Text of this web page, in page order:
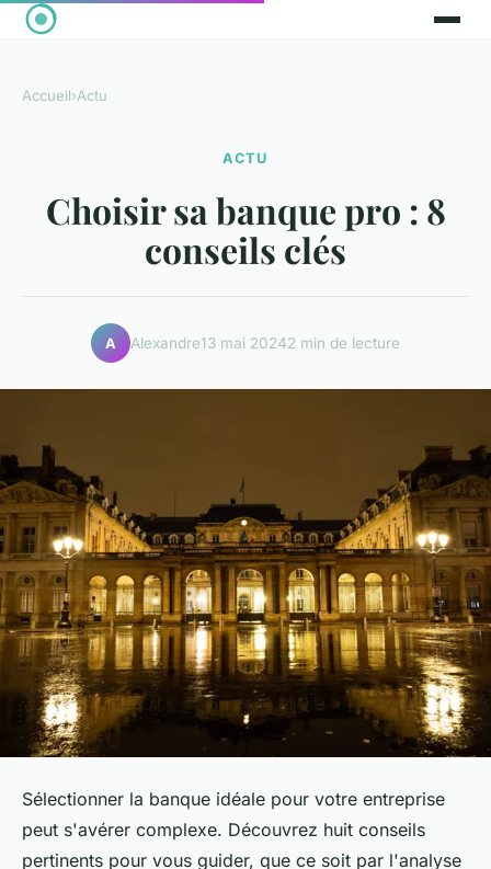
Accueil›Actu
ACTU
Choisir sa banque pro : 8
conseils clés
A Alexandre13 mai 20242 min de lecture
Sélectionner la banque idéale pour votre entreprise
peut s'avérer complexe. Découvrez huit conseils
pertinents pour vous guider, que ce soit par l'analyse